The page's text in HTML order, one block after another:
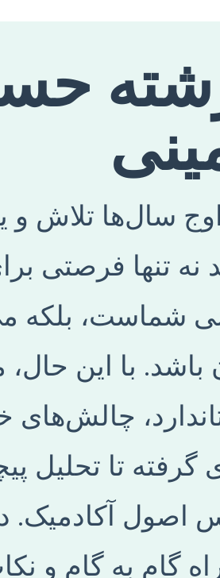
رشته
سال‌ها تلاش و
نه تنها فرصتی
شماست، بلکه
باشد. با این
چالش‌های
تا تحلیل
آکادمیک.
گام به گام و